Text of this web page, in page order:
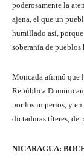
poderosamente la
ajena, el que un
humillado así,
soberanía de pueblos
Moncada afirmó que
República
por los imperios, y
dictaduras títeres, de
NICARAGUA: